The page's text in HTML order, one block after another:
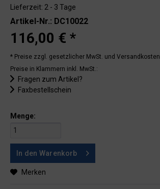
Lieferzeit: 2 - 3 Tage
Artikel-Nr.: DC10022
116,00 € *
* Preise zzgl. gesetzlicher MwSt. und Versandkosten
Preise in Klammern inkl. MwSt.:
Fragen zum Artikel?
Faxbestellschein
Menge:
In den Warenkorb
Merken